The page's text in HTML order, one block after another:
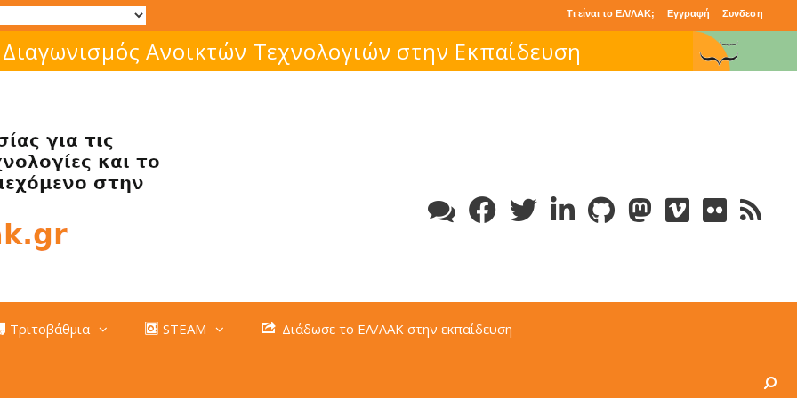
Τι είναι το ΕΛ/ΛΑΚ; Εγγραφή Συνδεση
Ανοικτών Τεχνολογιών στην Εκπαίδευση
Τριτοβάθμια STEAM Διάδωσε το ΕΛ/ΛΑΚ στην εκπαίδευση
Search